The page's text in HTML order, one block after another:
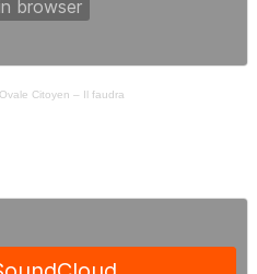
Ovale Citoyen – Il faudra